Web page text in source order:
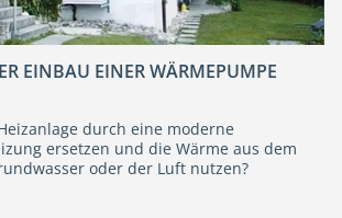
EINBAU EINER WÄRMEPUMPE
durch eine moderne
ersetzen und die Wärme aus dem
oder der Luft nutzen?